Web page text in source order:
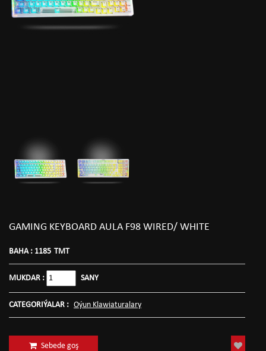
GAMING KEYBOARD AULA F98 WIRED/ WHITE
BAHA : 1185 TMT
MUKDAR : SANY
CATEGORIÝALAR : Oýun Klawiaturalary
Sebede goş